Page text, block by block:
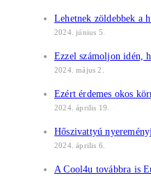
Lehetnek zöldebbek a
2024. június 5.
Ezzel számoljon idén,
2024. május 2.
Ezért érdemes okos
2024. április 19.
Hőszivattyú
2024. április 6.
A Cool4u továbbra is